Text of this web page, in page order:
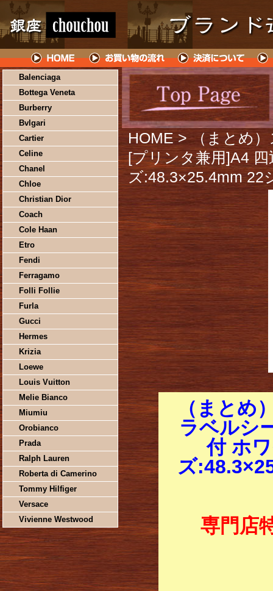
Balenciaga
Bottega Veneta
Burberry
Bvlgari
Cartier
Celine
Chanel
Chloe
Christian Dior
Coach
Cole Haan
Etro
Fendi
Ferragamo
Folli Follie
Furla
Gucci
Hermes
Krizia
Loewe
Louis Vuitton
Melie Bianco
Miumiu
Orobianco
Prada
Ralph Lauren
Roberta di Camerino
Tommy Hilfiger
Versace
Vivienne Westwood
HOME > （まとめ
[プリンタ兼用]A4
ズ:48.3×25.4mm 22
（まとめ
ラベルシ
付 ホ
ズ
専門店